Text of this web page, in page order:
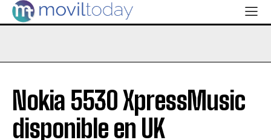
Nokia 5530 XpressMusic
disponible en UK